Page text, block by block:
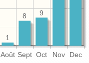
Août Sept Oct Nov Dec
9
8
1